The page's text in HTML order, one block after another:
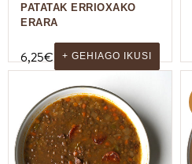
PATATAK ERRIOXAKO
ERARA
6,25€ + GEHIAGO IKUSI